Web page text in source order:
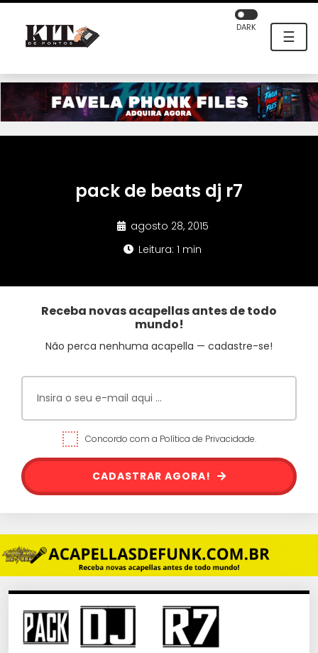
☰
DARK
pack de beats dj r7
agosto 28, 2015
Leitura: 1 min
Receba novas acapellas antes de todo
mundo!
Não perca nenhuma acapella — cadastre-se!
Concordo com a Política de Privacidade.
CADASTRAR AGORA!